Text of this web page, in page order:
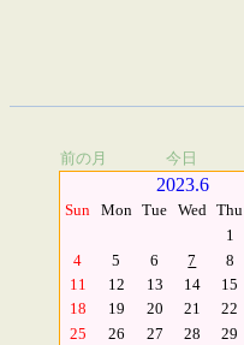
前の月 今日
2023.6
Sun Mon Tue Wed Thu
1
4
5 6 7 8
11
12 13 14 15
18
19 20 21 22
25
26 27 28 29